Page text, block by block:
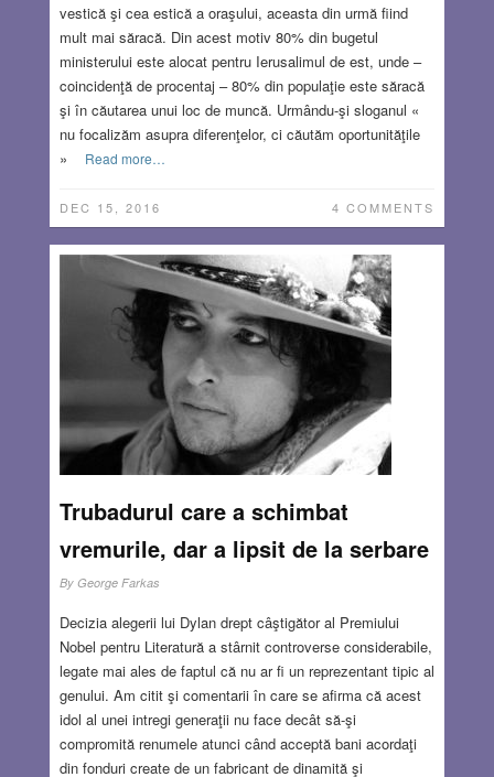
vestică şi cea estică a oraşului, aceasta din urmă fiind
mult mai săracă. Din acest motiv 80% din bugetul
ministerului este alocat pentru Ierusalimul de est, unde –
coincidenţă de procentaj – 80% din populaţie este săracă
şi în căutarea unui loc de muncă. Urmându-şi sloganul «
nu focalizăm asupra diferenţelor, ci căutăm oportunităţile
»
Read more…
DEC 15, 2016 4 COMMENTS
Trubadurul care a schimbat
vremurile, dar a lipsit de la serbare
By George Farkas
Decizia alegerii lui Dylan drept câştigător al Premiului
Nobel pentru Literatură a stârnit controverse considerabile,
legate mai ales de faptul că nu ar fi un reprezentant tipic al
genului. Am citit şi comentarii în care se afirma că acest
idol al unei intregi generaţii nu face decât să-şi
compromită renumele atunci când acceptă bani acordaţi
din fonduri create de un fabricant de dinamită şi